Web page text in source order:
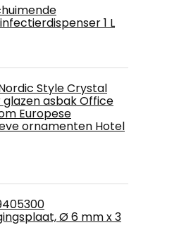
1 L
Style Crystal
asbak Office
Europese
ornamenten Hotel
Ø 6 mm x 3